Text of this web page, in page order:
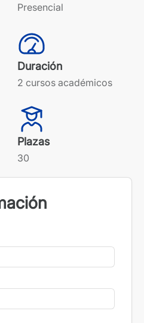
Presencial
Duración
2 cursos académicos
Plazas
30